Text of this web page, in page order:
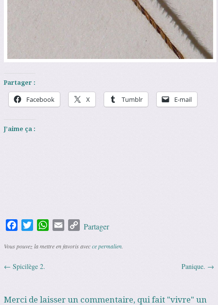
Partager :
Facebook X Tumblr E-mail
J’aime ça :
FacebookTwitterWhatsApp
Email Copy
Partager
Vous pouvez la mettre en favoris avecce permalien
Navigation des articles
← Spicilège 2. Panique. →
Merci de laisser un commentaire, qui fait "vivre" un